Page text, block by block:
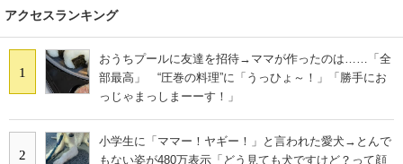
アクセスランキング
1
おうちプールに友達を招待→ママが作ったのは……「全
部最高」 “圧巻の料理”に「うっひょ～！」「勝手にお
っじゃまっしまーーす！」
2
小学生に「ママー！ヤギー！」と言われた愛犬→とんで
もない姿が480万表示「どう見ても犬ですけど？って顔